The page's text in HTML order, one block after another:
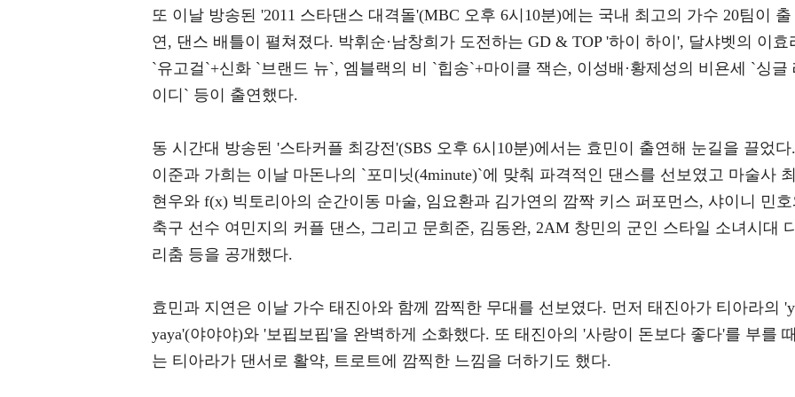
또 이날 방송된 '2011 스타댄스 대격돌'(MBC 오후 6시10분)에는 국내 최고의 가수 20팀이 출
연, 댄스 배틀이 펼쳐졌다. 박휘순·남창희가 도전하는 GD & TOP '하이 하이', 달샤벳의 이효
`유고걸`+신화 `브랜드 뉴`, 엠블랙의 비 `힙송`+마이클 잭슨, 이성배·황제성의 비욘세 `싱글
이디` 등이 출연했다.
동 시간대 방송된 '스타커플 최강전'(SBS 오후 6시10분)에서는 효민이 출연해 눈길을 끌었다.
이준과 가희는 이날 마돈나의 `포미닛(4minute)`에 맞춰 파격적인 댄스를 선보였고 마술사 최
현우와 f(x) 빅토리아의 순간이동 마술, 임요환과 김가연의 깜짝 키스 퍼포먼스, 샤이니 민
축구 선수 여민지의 커플 댄스, 그리고 문희준, 김동완, 2AM 창민의 군인 스타일 소녀시대
리춤 등을 공개했다.
효민과 지연은 이날 가수 태진아와 함께 깜찍한 무대를 선보였다. 먼저 태진아가 티아라의
yaya'(야야야)와 '보핍보핍'을 완벽하게 소화했다. 또 태진아의 '사랑이 돈보다 좋다'를 부를 때
는 티아라가 댄서로 활약, 트로트에 깜찍한 느낌을 더하기도 했다.